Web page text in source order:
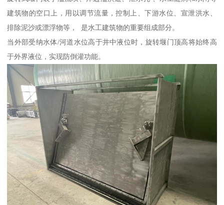
建筑物的空口上，用以调节流量，控制上、下游水位、宣泄洪水、
排除泥沙或漂浮物等， 是水工建筑物的重要组成部分。
当外部受纳水体/河道水位高于井中液位时，旋转堰门顶高将始终高
于外界液位，实现防倒灌功能。